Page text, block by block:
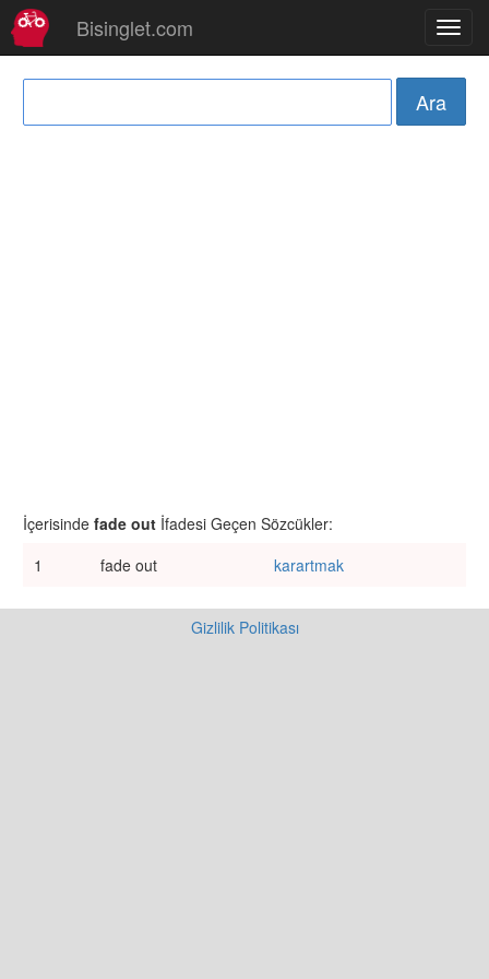
Bisinglet.com
İçerisinde fade out İfadesi Geçen Sözcükler:
1
fade out karartmak
Gizlilik Politikası